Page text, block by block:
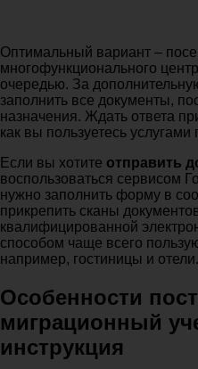
Оптимальный вариант –
многофункционального
очередью. За
заполнить все документы,
назначения. Ждать ответа
как вы пользуетесь услугами
Если вы хотите отправить
воспользоваться сервисом
нужно заполнить форму в
прикрепить сканы
квалифицированной
способом чаще всего
например, гостиницы и отели.
Особенности
миграционный
инструкция